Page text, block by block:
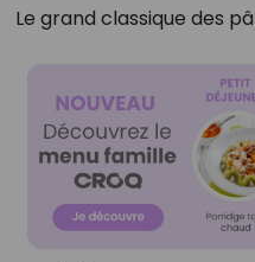
Le grand classique des